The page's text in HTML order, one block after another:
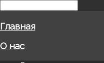
Главная
О нас